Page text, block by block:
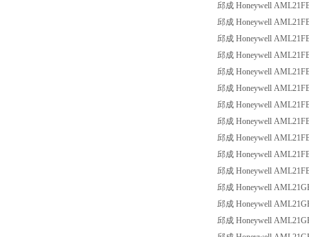
邱成 Honeywell
邱成 Honeywell
邱成 Honeywell
邱成 Honeywell
邱成 Honeywell
邱成 Honeywell
邱成 Honeywell
邱成 Honeywell
邱成 Honeywell
邱成 Honeywell
邱成 Honeywell
邱成 Honeywell
邱成 Honeywell
邱成 Honeywell